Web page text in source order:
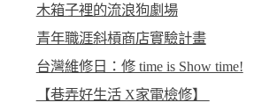
木箱子裡的流浪狗劇場
青年職涯斜槓商店實驗計畫
台灣維修日：修 time is Show time!
【巷弄好生活 X家電檢修】 ​